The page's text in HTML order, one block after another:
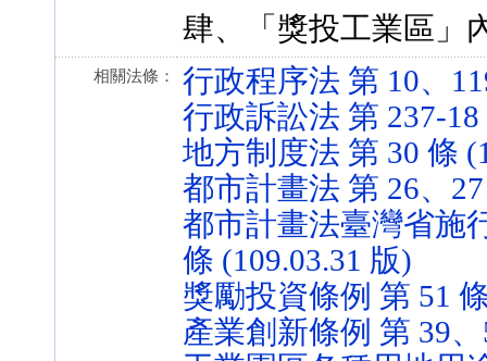
肆、「獎投工業區」
相關法條：
行政程序法 第 10、
行政訴訟法 第 237-
地方制度法 第 30 條
都市計畫法 第 26、
都市計畫法臺灣省施
條 (109.03.31 版)
獎勵投資條例 第 51
產業創新條例 第 39